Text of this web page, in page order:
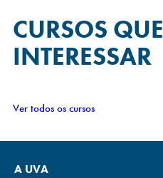
CURSOS QUE
INTERESSAR
Ver todos os cursos
A UVA